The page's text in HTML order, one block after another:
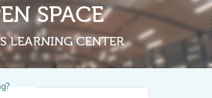
SPACE
LEARNING CENTER